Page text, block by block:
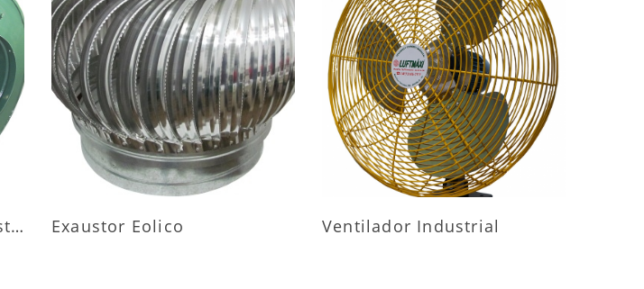
Exaustor Centrifugo Industrial
MAIS INFORMAÇÕES
Exaustor Eolico
MAIS INFORMAÇÕES
Ventilador Industrial